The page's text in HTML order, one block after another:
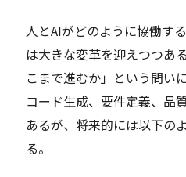
人とAIがどのように協働す
は大きな変革を迎えつつあ
こまで進むか」という問い
コード生成、要件定義、品
あるが、将来的には以下の
る。